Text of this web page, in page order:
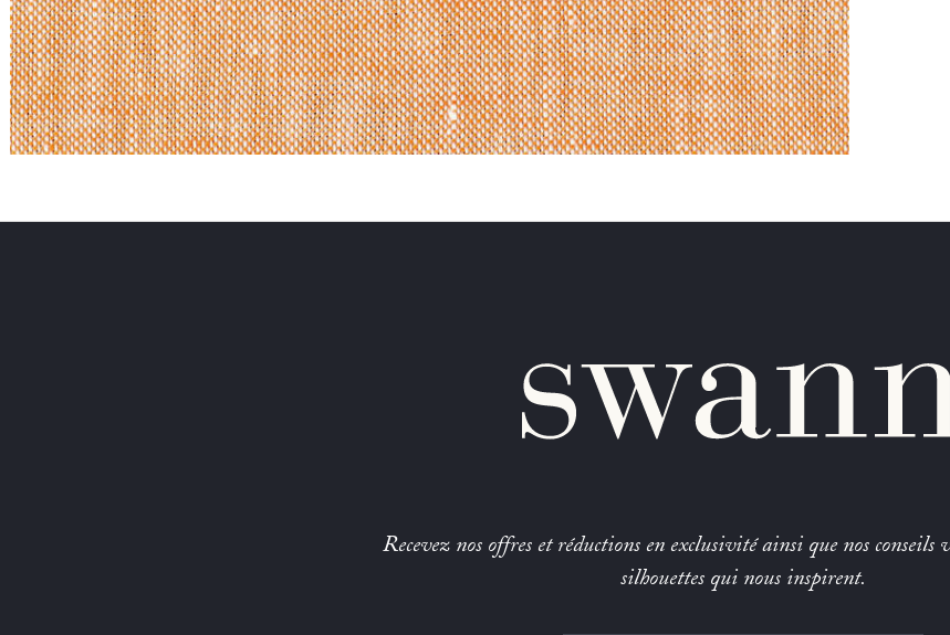
Recevez nos offres et réductions en exclusivité ainsi que nos conseils
silhouettes qui nous inspirent.